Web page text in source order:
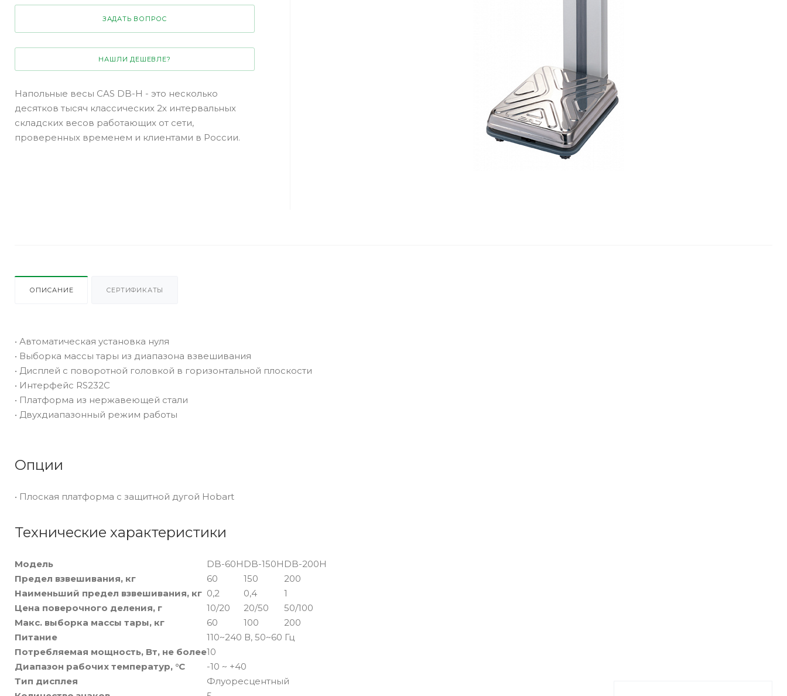
ЗАДАТЬ ВОПРОС
НАШЛИ ДЕШЕВЛЕ?
Напольные весы CAS DB-H - это несколько
десятков тысяч классических 2х интервальных
складских весов работающих от сети,
проверенных временем и клиентами в России.
ОПИСАНИЕ СЕРТИФИКАТЫ
• Автоматическая установка нуля
• Выборка массы тары из диапазона взвешивания
• Дисплей с поворотной головкой в горизонтальной плоскости
• Интерфейс RS232C
• Платформа из нержавеющей стали
• Двухдиапазонный режим работы
Опции
• Плоская платформа с защитной дугой Hobart
Технические характеристики
Модель DB-60H DB-150H DB-200H
Предел взвешивания, кг
60 150
200
Наименьший предел взвешивания, кг 0,2 0,4
1
Цена поверочного деления, г
10/20 20/50
50/100
Макс. выборка массы тары, кг
60 100
200
Питание
110~240 В, 50~60 Гц
Потребляемая мощность, Вт, не более10
Диапазон рабочих температур, °C
-10 ~ +40
Тип дисплея
Флуоресцентный